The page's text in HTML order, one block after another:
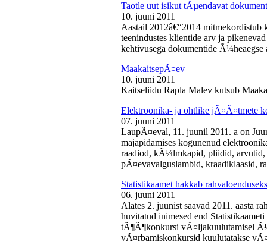
Taotle uut isikut tÃµendavat
10. juuni 2011
Aastail 2012â€“2014
teenindustes klientide arv ja
kehtivusega dokumentide Ã¼heaegse
MaakaitsepÃ¤ev
10. juuni 2011
Kaitseliidu Rapla Malev kutsub
Elektroonika- ja ohtlike jÃ¤Ã¤tmete
07. juuni 2011
LaupÃ¤eval, 11. juunil 2011. a on
majapidamises kogunenud
raadiod, kÃ¼lmkapid, pliidid,
pÃ¤evavalguslambid, kraadiklaasid,
Statistikaamet hakkab
06. juuni 2011
Alates 2. juunist saavad 2011. aasta
huvitatud inimesed end
tÃ¶Ã¶konkursi vÃ¤ljakuulutamisel
vÃ¤rbamiskonkursid kuulutatakse